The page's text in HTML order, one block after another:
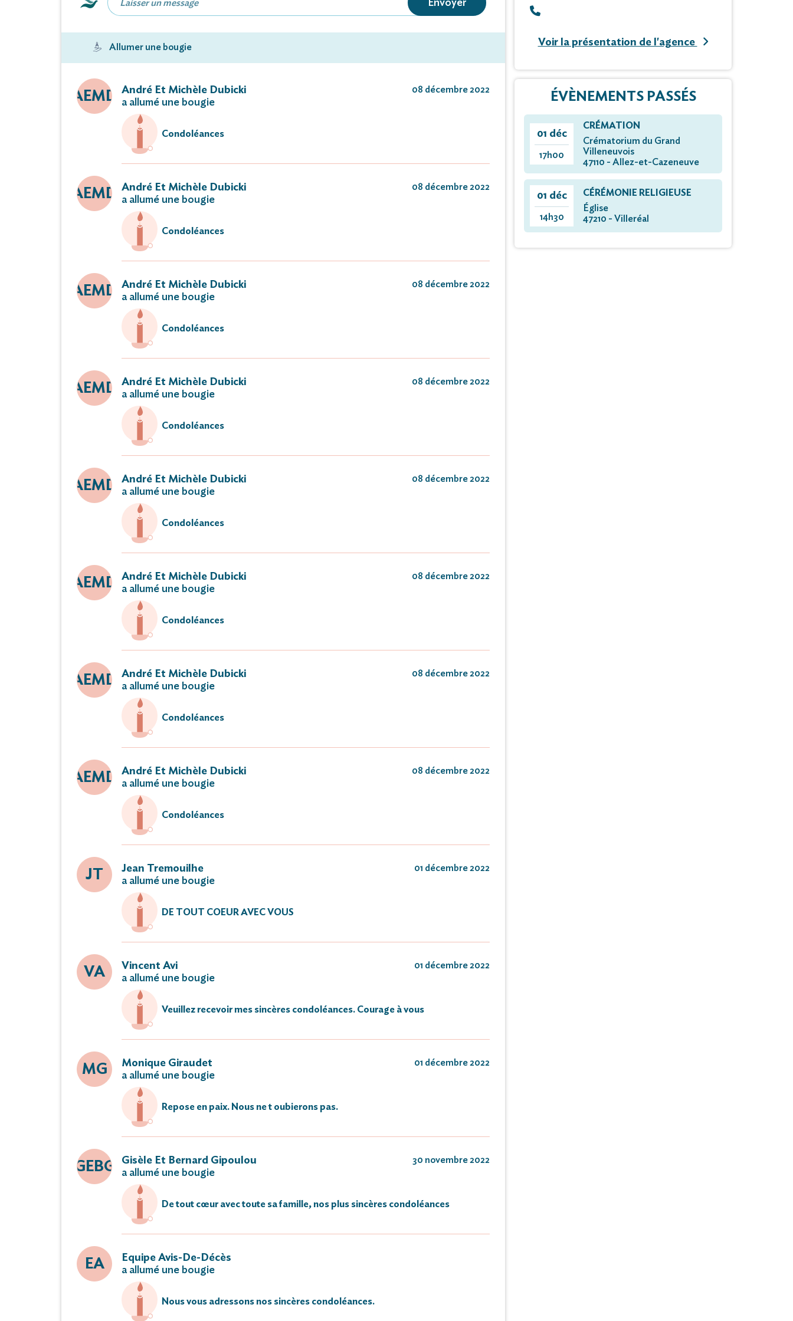
ont la douteur de vous faire part du décès de
La cérémonie religieuse sera célébrée le Jeudi 1er décembre 2022,
à 14 heures 30 en l'église de Villeréal, suivie de la crémation à 17 heures
Ni fleurs ni plaques ni couronnes.
Vous pouvez déposer vos messages de condoléances et témoignages sur ce site.
Envoyer
Allumer une bougie
AEMD
André Et Michèle Dubicki
a allumé une bougie
08 décembre 2022
Condoléances
AEMD
André Et Michèle Dubicki
a allumé une bougie
08 décembre 2022
Condoléances
AEMD
André Et Michèle Dubicki
a allumé une bougie
08 décembre 2022
Condoléances
AEMD
André Et Michèle Dubicki
a allumé une bougie
08 décembre 2022
Condoléances
AEMD
André Et Michèle Dubicki
a allumé une bougie
08 décembre 2022
Condoléances
AEMD
André Et Michèle Dubicki
a allumé une bougie
08 décembre 2022
Condoléances
AEMD
André Et Michèle Dubicki
a allumé une bougie
08 décembre 2022
Condoléances
AEMD
André Et Michèle Dubicki
a allumé une bougie
08 décembre 2022
Condoléances
JT
Jean Tremouilhe
a allumé une bougie
01 décembre 2022
DE TOUT COEUR AVEC VOUS
VA
Vincent Avi
a allumé une bougie
01 décembre 2022
Veuillez recevoir mes sincères condoléances. Courage à vous
MG
Monique Giraudet
a allumé une bougie
01 décembre 2022
Repose en paix. Nous ne t oubierons pas.
GEBG
Gisèle Et Bernard Gipoulou
a allumé une bougie
30 novembre 2022
De tout cœur avec toute sa famille, nos plus sincères condoléances
EA
Equipe Avis-De-Décès
a allumé une bougie
Nous vous adressons nos sincères condoléances.
Voir la présentation de l'agence
ÉVÈNEMENTS PASSÉS
01 déc
17h00
CRÉMATION
Crématorium du Grand
Villeneuvois
47110 - Allez-et-Cazeneuve
01 déc
14h30
CÉRÉMONIE RELIGIEUSE
Église
47210 - Villeréal